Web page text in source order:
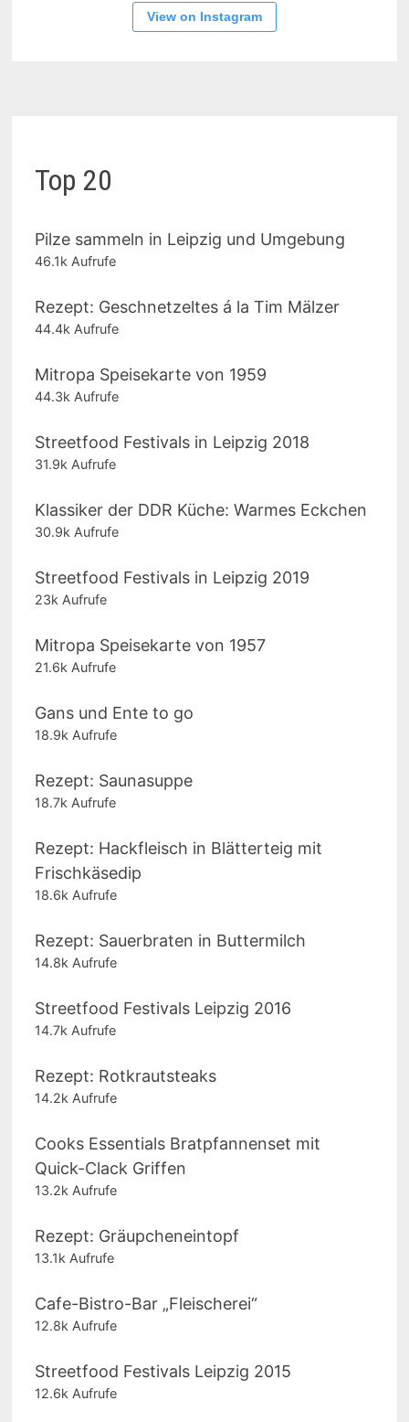
View on Instagram
Top 20
Pilze sammeln in Leipzig und Umgebung
46.1k Aufrufe
Rezept: Geschnetzeltes á la Tim Mälzer
44.4k Aufrufe
Mitropa Speisekarte von 1959
44.3k Aufrufe
Streetfood Festivals in Leipzig 2018
31.9k Aufrufe
Klassiker der DDR Küche: Warmes Eckchen
30.9k Aufrufe
Streetfood Festivals in Leipzig 2019
23k Aufrufe
Mitropa Speisekarte von 1957
21.6k Aufrufe
Gans und Ente to go
18.9k Aufrufe
Rezept: Saunasuppe
18.7k Aufrufe
Rezept: Hackfleisch in Blätterteig mit
Frischkäsedip
18.6k Aufrufe
Rezept: Sauerbraten in Buttermilch
14.8k Aufrufe
Streetfood Festivals Leipzig 2016
14.7k Aufrufe
Rezept: Rotkrautsteaks
14.2k Aufrufe
Cooks Essentials Bratpfannenset mit
Quick-Clack Griffen
13.2k Aufrufe
Rezept: Gräupcheneintopf
13.1k Aufrufe
Cafe-Bistro-Bar „Fleischerei“
12.8k Aufrufe
Streetfood Festivals Leipzig 2015
12.6k Aufrufe